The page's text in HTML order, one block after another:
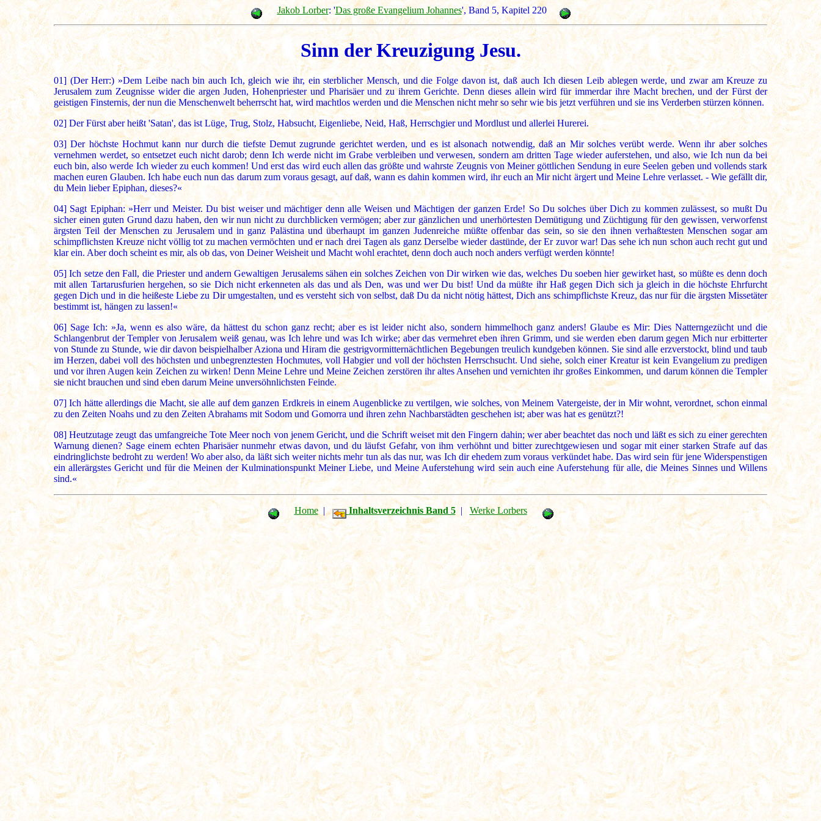
Jakob Lorber: 'Das große Evangelium Johannes', Band 5, Kapitel 220
Sinn der Kreuzigung Jesu.
01] (Der Herr:) »Dem Leibe nach bin auch Ich, gleich wie ihr, ein sterblicher Mensch, und die Folge davon ist, daß auch Ich diesen Leib ablegen werde, und zwar am Kreuze zu
Jerusalem zum Zeugnisse wider die argen Juden, Hohenpriester und Pharisäer und zu ihrem Gerichte. Denn dieses allein wird für immerdar ihre Macht brechen, und der Fürst der
geistigen Finsternis, der nun die Menschenwelt beherrscht hat, wird machtlos werden und die Menschen nicht mehr so sehr wie bis jetzt verführen und sie ins Verderben stürzen können.
02] Der Fürst aber heißt 'Satan', das ist Lüge, Trug, Stolz, Habsucht, Eigenliebe, Neid, Haß, Herrschgier und Mordlust und allerlei Hurerei.
03] Der höchste Hochmut kann nur durch die tiefste Demut zugrunde gerichtet werden, und es ist alsonach notwendig, daß an Mir solches verübt werde. Wenn ihr aber solches
vernehmen werdet, so entsetzet euch nicht darob; denn Ich werde nicht im Grabe verbleiben und verwesen, sondern am dritten Tage wieder auferstehen, und also, wie Ich nun da bei
euch bin, also werde Ich wieder zu euch kommen! Und erst das wird euch allen das größte und wahrste Zeugnis von Meiner göttlichen Sendung in eure Seelen geben und vollends stark
machen euren Glauben. Ich habe euch nun das darum zum voraus gesagt, auf daß, wann es dahin kommen wird, ihr euch an Mir nicht ärgert und Meine Lehre verlasset. - Wie gefällt dir,
du Mein lieber Epiphan, dieses?«
04] Sagt Epiphan: »Herr und Meister. Du bist weiser und mächtiger denn alle Weisen und Mächtigen der ganzen Erde! So Du solches über Dich zu kommen zulässest, so mußt Du
sicher einen guten Grund dazu haben, den wir nun nicht zu durchblicken vermögen; aber zur gänzlichen und unerhörtesten Demütigung und Züchtigung für den gewissen, verworfenst
ärgsten Teil der Menschen zu Jerusalem und in ganz Palästina und überhaupt im ganzen Judenreiche müßte offenbar das sein, so sie den ihnen verhaßtesten Menschen sogar am
schimpflichsten Kreuze nicht völlig tot zu machen vermöchten und er nach drei Tagen als ganz Derselbe wieder dastünde, der Er zuvor war! Das sehe ich nun schon auch recht gut und
klar ein. Aber doch scheint es mir, als ob das, von Deiner Weisheit und Macht wohl erachtet, denn doch auch noch anders verfügt werden könnte!
05] Ich setze den Fall, die Priester und andern Gewaltigen Jerusalems sähen ein solches Zeichen von Dir wirken wie das, welches Du soeben hier gewirket hast, so müßte es denn doch
mit allen Tartarusfurien hergehen, so sie Dich nicht erkenneten als das und als Den, was und wer Du bist! Und da müßte ihr Haß gegen Dich sich ja gleich in die höchste Ehrfurcht
gegen Dich und in die heißeste Liebe zu Dir umgestalten, und es versteht sich von selbst, daß Du da nicht nötig hättest, Dich ans schimpflichste Kreuz, das nur für die ärgsten Missetäter
bestimmt ist, hängen zu lassen!«
06] Sage Ich: »Ja, wenn es also wäre, da hättest du schon ganz recht; aber es ist leider nicht also, sondern himmelhoch ganz anders! Glaube es Mir: Dies Natterngezücht und die
Schlangenbrut der Templer von Jerusalem weiß genau, was Ich lehre und was Ich wirke; aber das vermehret eben ihren Grimm, und sie werden eben darum gegen Mich nur erbitterter
von Stunde zu Stunde, wie dir davon beispielhalber Aziona und Hiram die gestrigvormitternächtlichen Begebungen treulich kundgeben können. Sie sind alle erzverstockt, blind und taub
im Herzen, dabei voll des höchsten und unbegrenztesten Hochmutes, voll Habgier und voll der höchsten Herrschsucht. Und siehe, solch einer Kreatur ist kein Evangelium zu predigen
und vor ihren Augen kein Zeichen zu wirken! Denn Meine Lehre und Meine Zeichen zerstören ihr altes Ansehen und vernichten ihr großes Einkommen, und darum können die Templer
sie nicht brauchen und sind eben darum Meine unversöhnlichsten Feinde.
07] Ich hätte allerdings die Macht, sie alle auf dem ganzen Erdkreis in einem Augenblicke zu vertilgen, wie solches, von Meinem Vatergeiste, der in Mir wohnt, verordnet, schon einmal
zu den Zeiten Noahs und zu den Zeiten Abrahams mit Sodom und Gomorra und ihren zehn Nachbarstädten geschehen ist; aber was hat es genützt?!
08] Heutzutage zeugt das umfangreiche Tote Meer noch von jenem Gericht, und die Schrift weiset mit den Fingern dahin; wer aber beachtet das noch und läßt es sich zu einer gerechten
Warnung dienen? Sage einem echten Pharisäer nunmehr etwas davon, und du läufst Gefahr, von ihm verhöhnt und bitter zurechtgewiesen und sogar mit einer starken Strafe auf das
eindringlichste bedroht zu werden! Wo aber also, da läßt sich weiter nichts mehr tun als das nur, was Ich dir ehedem zum voraus verkündet habe. Das wird sein für jene Widerspenstigen
ein allerärgstes Gericht und für die Meinen der Kulminationspunkt Meiner Liebe, und Meine Auferstehung wird sein auch eine Auferstehung für alle, die Meines Sinnes und Willens
sind.«
Home| Inhaltsverzeichnis Band 5| Werke Lorbers